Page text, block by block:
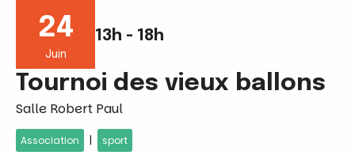
24
Juin
13h - 18h
Tournoi des vieux ballons
Salle Robert Paul
Association | sport